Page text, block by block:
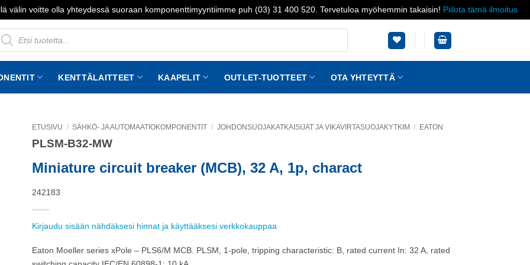
välin voitte olla yhteydessä suoraan komponenttimyyntiimme puh (03) 31 400 520. Tervetuloa myöhemmin takaisin! Piilota tämä ilmoitus
KENTTÄLAITTEET KAAPELIT OUTLET-TUOTTEET OTA YHTEYTTÄ
ETUSIVU / SÄHKÖ- JA AUTOMAATIOKOMPONENTIT / JOHDONSUOJAKATKAISIJAT JA VIKAVIRTASUOJAKYTKIM / EATON
PLSM-B32-MW
Miniature circuit breaker (MCB), 32 A, 1p, charact
242183
Kirjaudu sisään nähdäksesi hinnat ja käyttääksesi verkkokauppaa
Eaton Moeller series xPole – PLS6/M MCB. PLSM, 1-pole, tripping characteristic: B, rated current In: 32 A, rated